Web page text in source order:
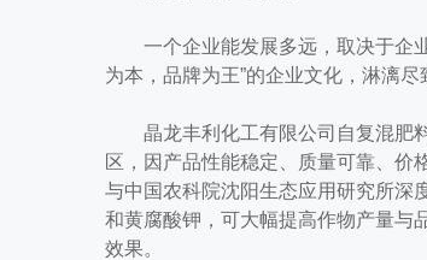
一个企业能发展多远，取决于企业
为本，品牌为王”的企业文化，淋漓尽
晶龙丰利化工有限公司自复混肥料
区，因产品性能稳定、质量可靠、价
与中国农科院沈阳生态应用研究所深
和黄腐酸钾，可大幅提高作物产量与
效果。